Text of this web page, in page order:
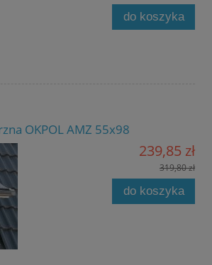
do koszyka
OKPOL AMZ 55x98
239,85 zł
319,80 zł
do koszyka